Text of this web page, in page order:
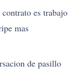
es trabajo
mas
de pasillo